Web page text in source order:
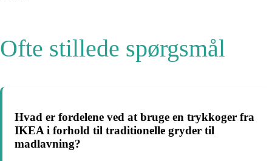
Ofte stillede spørgsmål
Hvad er fordelene ved at bruge en trykkoger fra
IKEA i forhold til traditionelle gryder til
madlavning?